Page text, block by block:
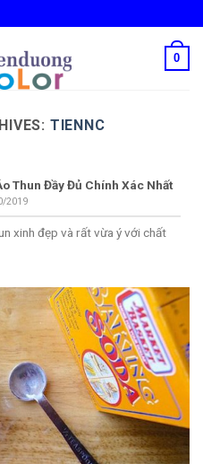
0
TIENNC
Thun Đầy Đủ Chính Xác Nhất
2019
xinh đẹp và rất vừa ý với chất